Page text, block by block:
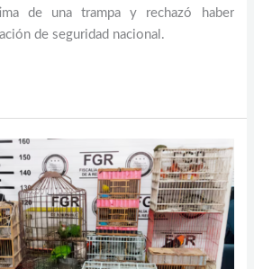
de una trampa y rechazó haber
de seguridad nacional.